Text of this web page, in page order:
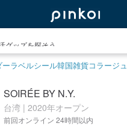
グッズを探そう
ーラベルシール韓国雑貨コラージュ
SOIRÉE BY N.Y.
台湾 | 2020年オープン
前回オンライン 24時間以内